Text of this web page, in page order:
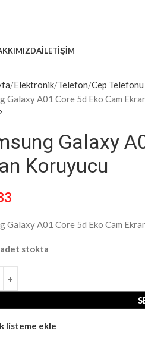
İLETIŞIM
Elektronik Telefon Cep
Galaxy A01 Core 5d Eko Cam
Galaxy
Koruyucu
Galaxy A01 Core 5d Eko Cam
stokta
listeme ekle